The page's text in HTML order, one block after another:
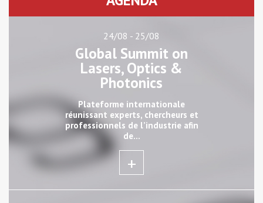
24/08 - 25/08
Global Summit on
Lasers, Optics &
Photonics
Plateforme internationale
réunissant experts, chercheurs et
professionnels de l’industrie afin
de...
+